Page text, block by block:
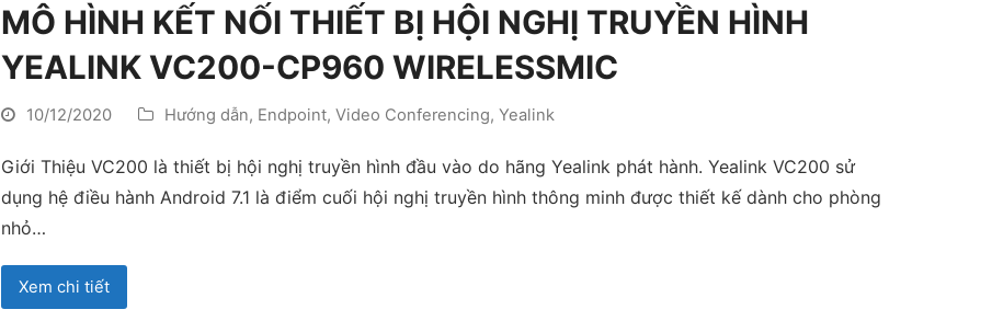
MÔ HÌNH KẾT NỐI THIẾT BỊ HỘI NGHỊ TRUYỀN HÌNH
YEALINK VC200-CP960 WIRELESSMIC
10/12/2020 Hướng dẫn, Endpoint, Video Conferencing, Yealink
Giới Thiệu VC200 là thiết bị hội nghị truyền hình đầu vào do hãng Yealink phát hành. Yealink VC200 sử
dụng hệ điều hành Android 7.1 là điểm cuối hội nghị truyền hình thông minh được thiết kế dành cho phòng
nhỏ…
Xem chi tiết